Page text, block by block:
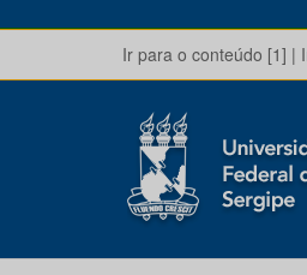
Ir para o conteúdo [1] |